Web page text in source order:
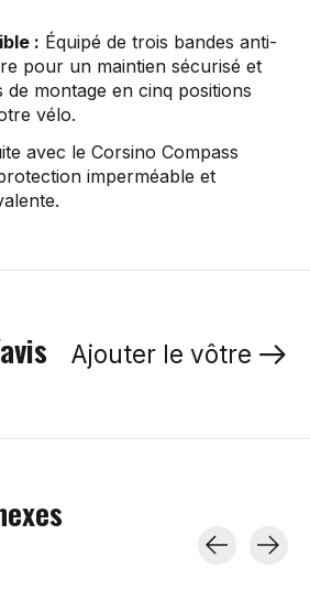
: Équipé de trois bandes anti-
pour un maintien sécurisé et
de montage en cinq positions
vélo.
avec le Corsino Compass
imperméable et
Ajouter le vôtre